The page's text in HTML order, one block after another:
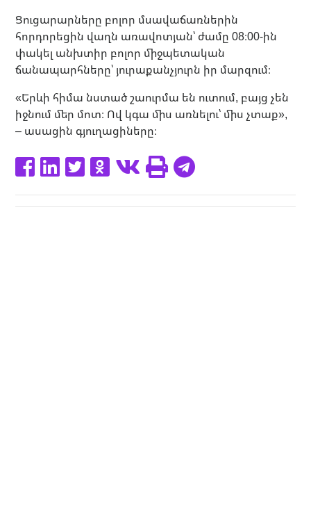
Ցուցարարները բոլոր մսավաճառներին
հորդորեցին վաղն առավոտյան՝ ժամը 08։00-ին
փակել անխտիր բոլոր միջպետական
ճանապարհները՝ յուրաքանչյուրն իր մարզում։
«Երևի հիմա նստած շաուրմա են ուտում, բայց չեն
իջնում մեր մոտ։ Ով կգա միս առնելու՝ միս չտաք»,
– ասացին գյուղացիները։